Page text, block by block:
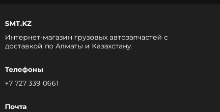
SMT.KZ
Интернет-магазин грузовых автозапчастей c
доставкой по Алматы и Казахстану.
Телефоны
+7 727 339 0661
Почта